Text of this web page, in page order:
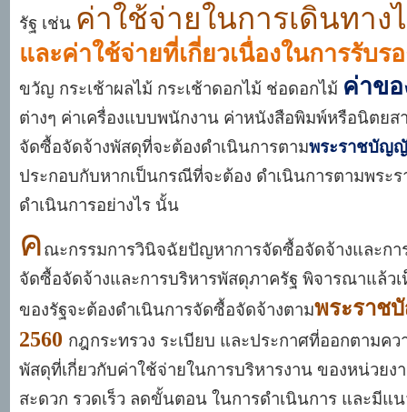
รัฐ เช่น ค่าใช้จ่ายในการเดินทาง
และค่าใช้จ่ายที่เกี่ยวเนื่องในการรับ
ขวัญ กระเช้าผลไม้ กระเช้าดอกไม้ ช่อดอกไม้ ค่าข
ต่างๆ ค่าเครื่องแบบพนักงาน ค่าหนังสือพิมพ์หรือนิตยส
จัดซื้อจัดจ้างพัสดุที่จะต้องดำเนินการตามพระราชบัญญั
ประกอบกับหากเป็นกรณีที่จะต้อง ดำเนินการตามพร
ดำเนินการอย่างไร นั้น
คณะกรรมการวินิจฉัยปัญหาการจัดซื้อจัดจ้างและก
จัดซื้อจัดจ้างและการบริหารพัสดุภาครัฐ พิจารณาแล้ว
ของรัฐจะต้องดำเนินการจัดซื้อจัดจ้างตามพระราช
2560 กฎกระทรวง ระเบียบ และประกาศที่ออกตามค
พัสดุที่เกี่ยวกับค่าใช้จ่ายในการบริหารงาน ของหน่วย
สะดวก รวดเร็ว ลดขั้นตอน ในการดำเนินการ และมี